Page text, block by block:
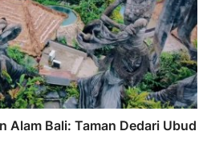
Alam Bali: Taman Dedari Ubud